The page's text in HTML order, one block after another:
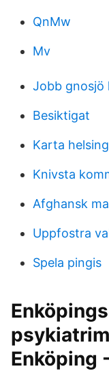
QnMw
Mv
Jobb gnosjö
Besiktigat
Karta
Knivsta
Afghansk
Uppfostra
Spela pingis
Enköpings
Enköping